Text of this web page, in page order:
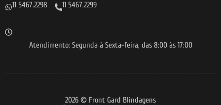
11 5467.2298 11 5467.2299
Atendimento: Segunda à Sexta-feira, das 8:00 às 17:00
2026 © Front Gard Blindagens